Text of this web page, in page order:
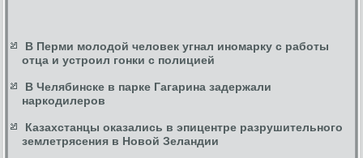
В Перми молодой человек угнал иномарку с работы
отца и устроил гонки с полицией
В Челябинске в парке Гагарина задержали
наркодилеров
Казахстанцы оказались в эпицентре разрушительного
землетрясения в Новой Зеландии